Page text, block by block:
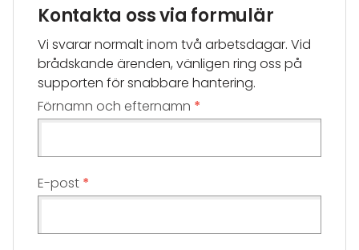
Kontakta oss via formulär
Vi svarar normalt inom två arbetsdagar. Vid
brådskande ärenden, vänligen ring oss på
supporten för snabbare hantering.
Förnamn och efternamn
E-post